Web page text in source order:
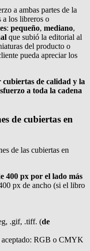
a ambas partes de la
a los libreros o
: pequeño, mediano,
que subió la editorial al
del producto o
pueda apreciar los
cubiertas de calidad y la
a toda la cadena
de cubiertas en
de las cubiertas en
400 px por el lado más
px de ancho (si el libro
.gif, .tiff. (de
aceptado: RGB o CMYK